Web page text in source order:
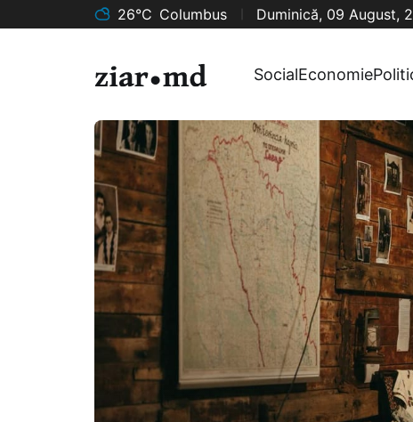
26°C Columbus Duminică, 09 August,
SocialEconomie